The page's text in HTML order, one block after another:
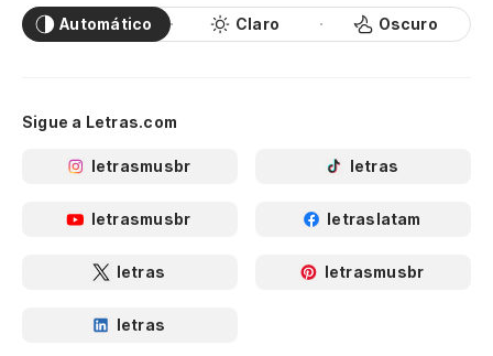
Automático Claro Oscuro
Sigue a Letras.com
letrasmusbr letras
letrasmusbr letraslatam
letras letrasmusbr
letras